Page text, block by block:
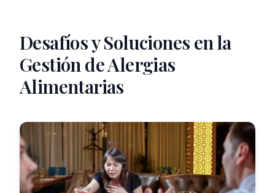
Desafíos y Soluciones en la
Gestión de Alergias
Alimentarias